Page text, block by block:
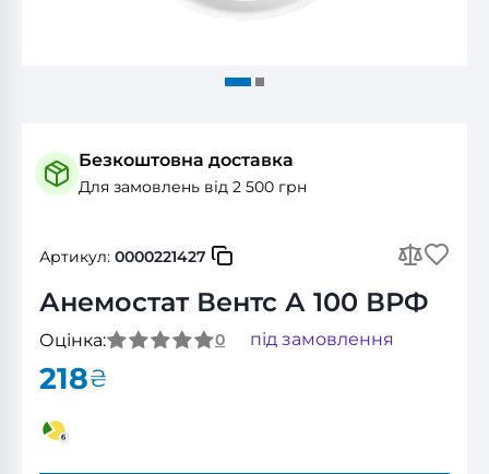
Безкоштовна доставка
Для замовлень від 2 500 грн
Артикул: 0000221427
Анемостат Вентс А 100 ВРФ
Оцінка: 0 під замовлення
218₴